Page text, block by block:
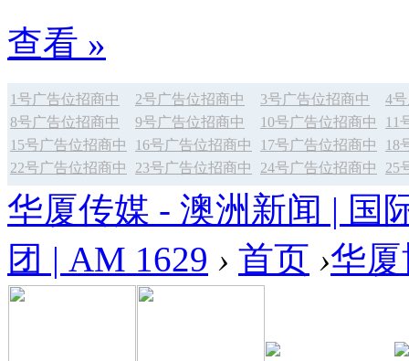
查看 »
1号广告位招商中 2号广告位招商中 3号广告位招商中
4
8号广告位招商中
9号广告位招商中 10号广告位招商中
11
15号广告位招商中
16号广告位招商中 17号广告位招商中
18
22号广告位招商中
23号广告位招商中 24号广告位招商中 25
华厦传媒 - 澳洲新闻 | 国
团 | AM 1629 › 首页 ›华